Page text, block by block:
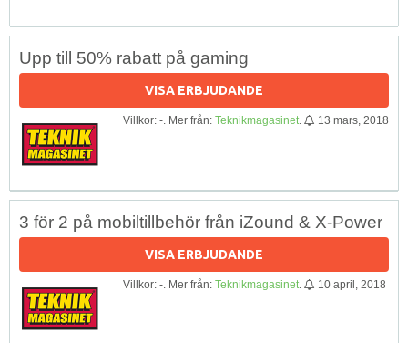
Upp till 50% rabatt på gaming
VISA ERBJUDANDE
Villkor: -. Mer från: Teknikmagasinet 13 mars, 2018
3 för 2 på mobiltillbehör från iZound & X-Power
VISA ERBJUDANDE
Villkor: -. Mer från: Teknikmagasinet 10 april, 2018